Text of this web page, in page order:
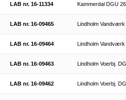
LAB nr. 16-11334 Kammerdal DGU
LAB nr. 16-09465 Lindholm Vandværk
LAB nr. 16-09464 Lindholm Vandværk
LAB nr. 16-09463 Lindholm Voerbj.
LAB nr. 16-09462 Lindholm Voerbj.